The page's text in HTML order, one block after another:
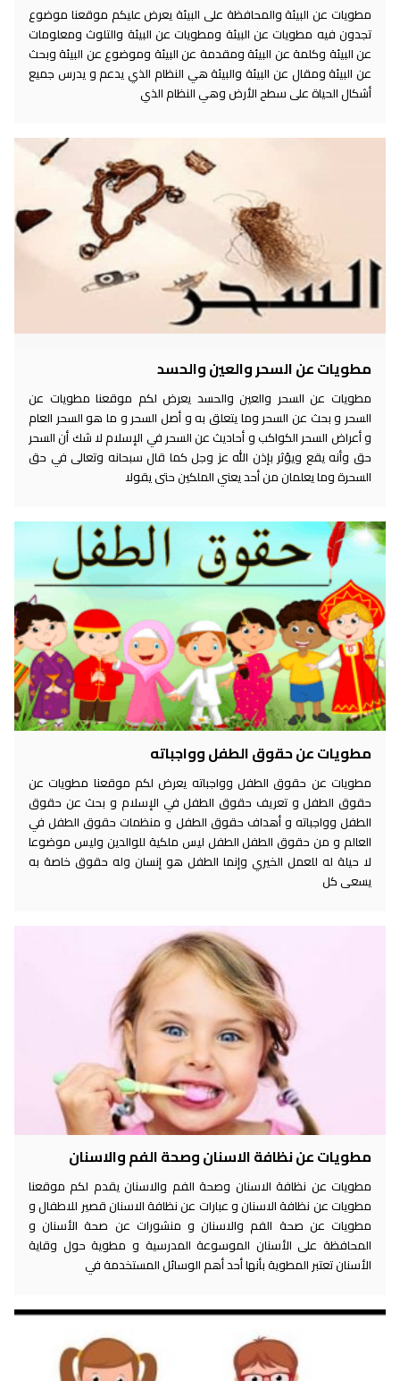
مطويات عن البيئة والمحافظة على البيئة يعرض عليكم موقعنا موضوع
تجدون فيه مطويات عن البيئة ومطويات عن البيئة والتلوث ومعلومات
عن البيئة وكلمة عن البيئة ومقدمة عن البيئة وموضوع عن البيئة وبحث
عن البيئة ومقال عن البيئة والبيئة هي النظام الذي يدعم و يدرس جميع
أشكال الحياة على سطح الأرض وهي النظام الذي
مطويات عن السحر والعين والحسد
مطويات عن السحر والعين والحسد يعرض لكم موقعنا مطويات عن
السحر و بحث عن السحر وما يتعلق به و أصل السحر و ما هو السحر العام
و أعراض السحر الكواكب و أحاديث عن السحر في الإسلام لا شك أن السحر
حق وأنه يقع ويؤثر بإذن الله عز وجل كما قال سبحانه وتعالى في حق
السحرة وما يعلمان من أحد يعني الملكين حتى يقولا
مطويات عن حقوق الطفل وواجباته
مطويات عن حقوق الطفل وواجباته يعرض لكم موقعنا مطويات عن
حقوق الطفل و تعريف حقوق الطفل في الإسلام و بحث عن حقوق
الطفل وواجباته و أهداف حقوق الطفل و منظمات حقوق الطفل في
العالم و من حقوق الطفل الطفل ليس ملكية للوالدين وليس موضوعا
لا حيلة له للعمل الخيري وإنما الطفل هو إنسان وله حقوق خاصة به
يسعى كل
مطويات عن نظافة الاسنان وصحة الفم والاسنان
مطويات عن نظافة الاسنان وصحة الفم والاسنان يقدم لكم موقعنا
مطويات عن نظافة الاسنان و عبارات عن نظافة الاسنان قصير للاطفال و
مطويات عن صحة الفم والاسنان و منشورات عن صحة الأسنان و
المحافظة على الأسنان الموسوعة المدرسية و مطوية حول وقاية
الأسنان تعتبر المطوية بأنها أحد أهم الوسائل المستخدمة في